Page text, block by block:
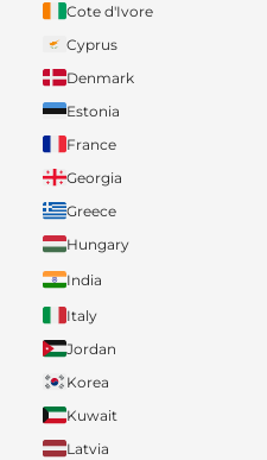
Cote d'Ivore
Cyprus
Denmark
Estonia
France
Georgia
Greece
Hungary
India
Italy
Jordan
Korea
Kuwait
Latvia